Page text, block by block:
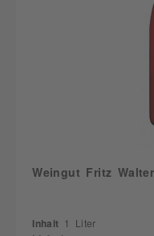
Weingut Fritz
Inhalt 1 Liter